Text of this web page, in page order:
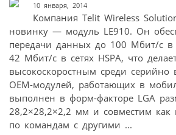
10 января, 2014
Компания Telit Wireless
новинку — модуль LE910. Он
передачи данных до 100 Мбит/c в
42 Mбит/с в сетях HSPA, что
высокоскоростным среди серийно
OEM-модулей, работающих в
выполнен в форм-факторе LGA
28,2×28,2×2,2 мм и совместим как
по командам с другими ...